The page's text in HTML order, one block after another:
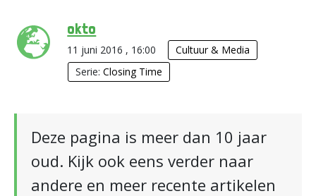
okto
11 juni 2016 , 16:00
Cultuur & Media
Serie:Closing Time
Deze pagina is meer dan 10 jaar
oud. Kijk ook eens verder naar
andere en meer recente artikelen